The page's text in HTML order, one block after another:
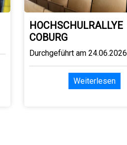
HOCHSCHULRALLYE
COBURG
Durchgeführt am 24.06.2026
Weiterlesen